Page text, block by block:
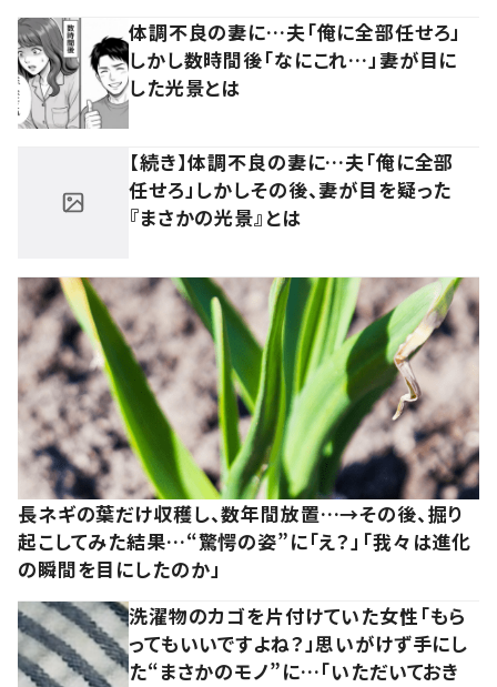
体調不良の妻に…夫「俺に全部任せろ」
しかし数時間後「なにこれ…」妻が目に
した光景とは
【続き】体調不良の妻に…夫「俺に全部
任せろ」しかしその後、妻が目を疑った
『まさかの光景』とは
長ネギの葉だけ収穫し、数年間放置…→その後、掘り
起こしてみた結果…“驚愕の姿”に「え？」「我々は進化
の瞬間を目にしたのか」
洗濯物のカゴを片付けていた女性「もら
ってもいいですよね？」思いがけず手にし
た“まさかのモノ”に…「いただいておき